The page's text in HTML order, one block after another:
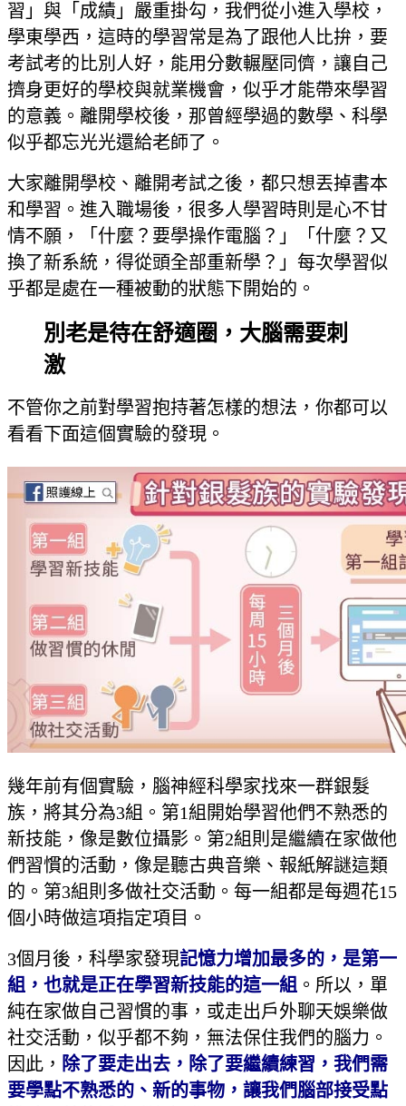
習」與「成績」嚴重掛勾，我們從小進入學校，
學東學西，這時的學習常是為了跟他人比拚，要
考試考的比別人好，能用分數輾壓同儕，讓自己
擠身更好的學校與就業機會，似乎才能帶來學習
的意義。離開學校後，那曾經學過的數學、科學
似乎都忘光光還給老師了。
大家離開學校、離開考試之後，都只想丟掉書本
和學習。進入職場後，很多人學習時則是心不甘
情不願，「什麼？要學操作電腦？」「什麼？又
換了新系統，得從頭全部重新學？」每次學習似
乎都是處在一種被動的狀態下開始的。
別老是待在舒適圈，大腦需要刺
激
不管你之前對學習抱持著怎樣的想法，你都可以
看看下面這個實驗的發現。
幾年前有個實驗，腦神經科學家找來一群銀髮
族，將其分為3組。第1組開始學習他們不熟悉的
新技能，像是數位攝影。第2組則是繼續在家做他
們習慣的活動，像是聽古典音樂、報紙解謎這類
的。第3組則多做社交活動。每一組都是每週花15
個小時做這項指定項目。
3個月後，科學家發現記憶力增加最多的，是第一
組，也就是正在學習新技能的這一組 。所以，單
純在家做自己習慣的事，或走出戶外聊天娛樂做
社交活動，似乎都不夠，無法保住我們的腦力。
因此， 除了要走出去，除了要繼續練習，我們需
要學點不熟悉的、新的事物，讓我們腦部接受點